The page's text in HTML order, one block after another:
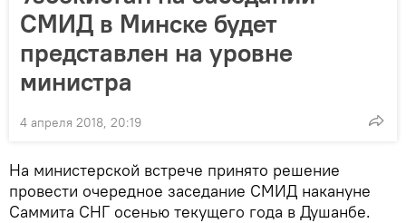
СМИД в Минске будет
представлен на уровне
министра
4 апреля 2018, 20:19
На министерской встрече принято решение
провести очередное заседание СМИД накануне
Саммита СНГ осенью текущего года в Душанбе.